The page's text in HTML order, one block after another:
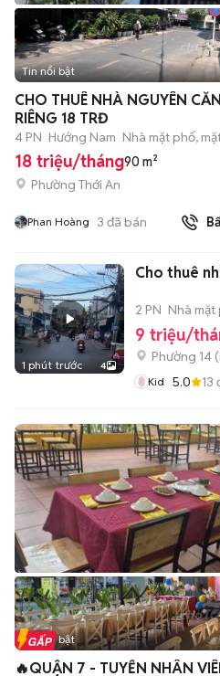
Tin nổi bật
CHO THUÊ NHÀ NGUYÊN
RIÊNG 18 TRĐ
4 PN Hướng Nam Nhà mặt phố,
18 triệu/tháng90 m²
Phường Thới An
Phan Hoàng 3 đã bán
1 phút trước 4
Cho thuê
2 PN Nhà mặt
9 triệu/
Phường 14 (
Kid 5.0 13
Tin nổi bật
🔥QUẬN 7 - TUYỂN NHÂN